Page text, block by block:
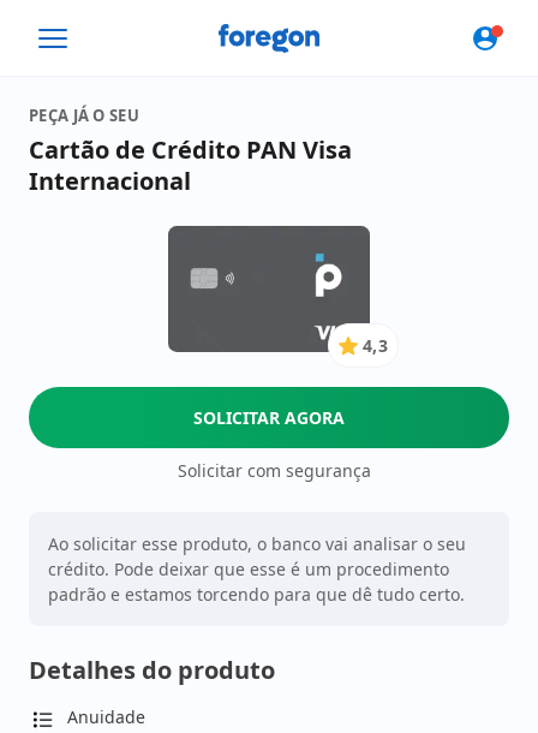
Foregon.com
PEÇA JÁ O SEU
Cartão de Crédito PAN Visa
Internacional
4.3
de
5
4,3
SOLICITAR AGORA
Solicitar com segurança
Ao solicitar esse produto, o banco vai analisar o seu
crédito. Pode deixar que esse é um procedimento
padrão e estamos torcendo para que dê tudo certo.
Detalhes do produto
Anuidade